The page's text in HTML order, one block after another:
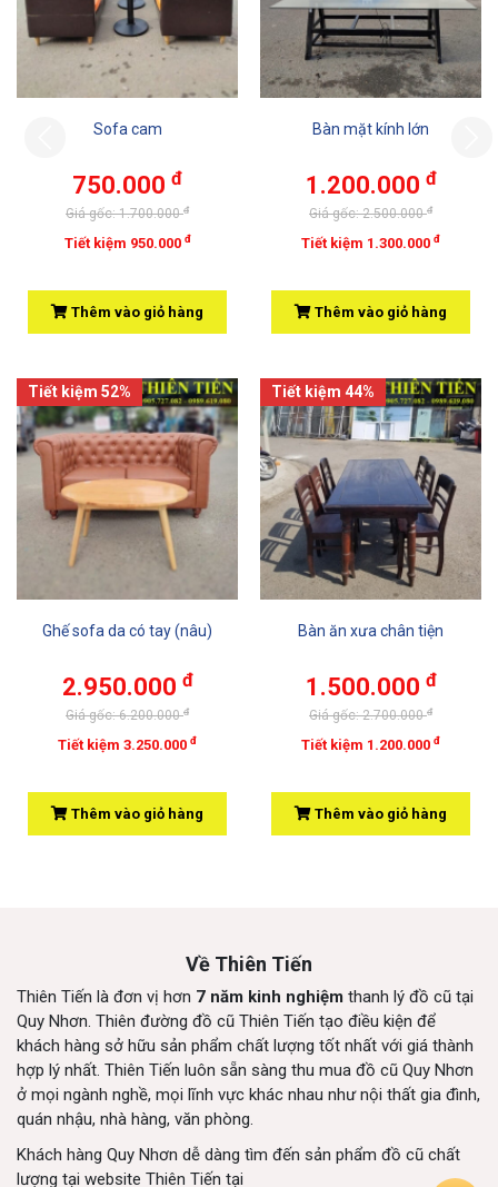
Sofa cam
750.000 đ
Giá gốc: 1.700.000đ
Tiết kiệm 950.000 đ
Thêm vào giỏ hàng
Bàn mặt kính lớn
1.200.000 đ
Giá gốc: 2.500.000đ
Tiết kiệm 1.300.000 đ
Thêm vào giỏ hàng
Tiết kiệm 52%
Ghế sofa da có tay (nâu)
2.950.000 đ
Giá gốc: 6.200.000đ
Tiết kiệm 3.250.000 đ
Thêm vào giỏ hàng
Tiết kiệm 44%
Bàn ăn xưa chân tiện
1.500.000 đ
Giá gốc: 2.700.000đ
Tiết kiệm 1.200.000 đ
Thêm vào giỏ hàng
Previous
Về Thiên Tiến
Thiên Tiến là đơn vị hơn 7 năm kinh nghiệm thanh lý đồ cũ tại
Quy Nhơn. Thiên đường đồ cũ Thiên Tiến tạo điều kiện để
khách hàng sở hữu sản phẩm chất lượng tốt nhất với giá thành
hợp lý nhất. Thiên Tiến luôn sẵn sàng thu mua đồ cũ Quy Nhơn
ở mọi ngành nghề, mọi lĩnh vực khác nhau như nội thất gia đình,
quán nhậu, nhà hàng, văn phòng.
Khách hàng Quy Nhơn dễ dàng tìm đến sản phẩm đồ cũ chất
lượng tại website Thiên Tiến tại